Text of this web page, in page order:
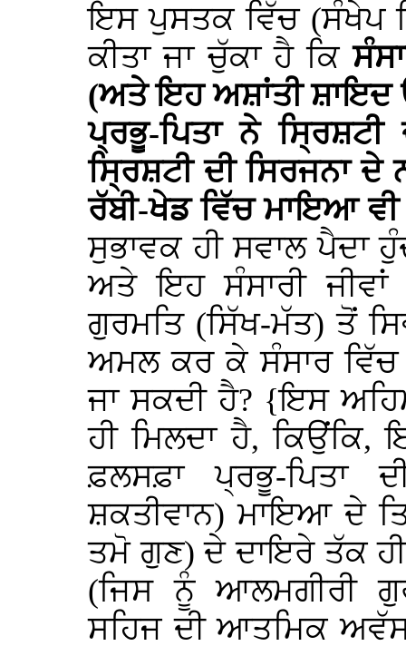
ਇਸ ਪੁਸਤਕ ਵਿੱਚ (ਸੰਖੇਪ
ਕੀਤਾ ਜਾ ਚੁੱਕਾ ਹੈ ਕਿ
(ਅਤੇ ਇਹ ਅਸ਼ਾਂਤੀ ਸ਼ਾਇਦ
ਪ੍ਰਭੂ-ਪਿਤਾ ਨੇ ਸ੍ਰਿਸ਼ਟੀ
ਸ੍ਰਿਸ਼ਟੀ ਦੀ ਸਿਰਜਨਾ
ਰੱਬੀ-ਖੇਡ ਵਿੱਚ ਮਾਇਆ ਵੀ
ਸੁਭਾਵਕ ਹੀ ਸਵਾਲ ਪੈਦਾ
ਅਤੇ ਇਹ ਸੰਸਾਰੀ
ਗੁਰਮਤਿ (ਸਿੱਖ-ਮੱਤ) ਤੋਂ
ਅਮਲ ਕਰ ਕੇ ਸੰਸਾਰ ਵਿੱਚ
ਜਾ ਸਕਦੀ ਹੈ? {ਇਸ
ਹੀ ਮਿਲਦਾ ਹੈ, ਕਿਉਂਕਿ,
ਫ਼ਲਸਫ਼ਾ ਪ੍ਰਭੂ-ਪਿਤਾ
ਸ਼ਕਤੀਵਾਨ) ਮਾਇਆ ਦੇ
ਤਮੋ ਗੁਣ) ਦੇ ਦਾਇਰੇ ਤੱਕ
(ਜਿਸ ਨੂੰ ਆਲਮਗੀਰੀ
ਸਹਿਜ ਦੀ ਆਤਮਿਕ